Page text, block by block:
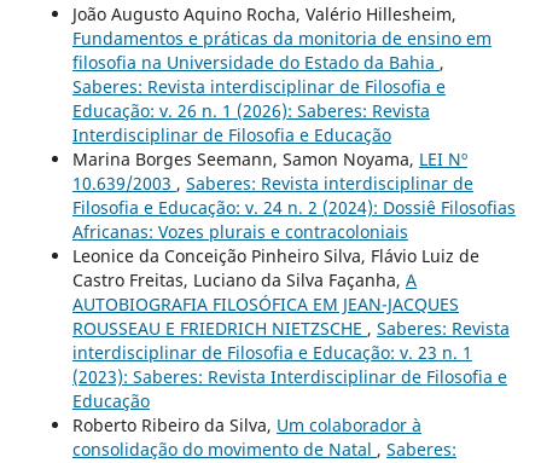
João Augusto Aquino Rocha, Valério Hillesheim,
Fundamentos e práticas da monitoria de ensino em
filosofia na Universidade do Estado da Bahia ,
Saberes: Revista interdisciplinar de Filosofia e
Educação: v. 26 n. 1 (2026): Saberes: Revista
Interdisciplinar de Filosofia e Educação
Marina Borges Seemann, Samon Noyama, LEI Nº
10.639/2003 , Saberes: Revista interdisciplinar de
Filosofia e Educação: v. 24 n. 2 (2024): Dossiê Filosofias
Africanas: Vozes plurais e contracoloniais
Leonice da Conceição Pinheiro Silva, Flávio Luiz de
Castro Freitas, Luciano da Silva Façanha, A
AUTOBIOGRAFIA FILOSÓFICA EM JEAN-JACQUES
ROUSSEAU E FRIEDRICH NIETZSCHE , Saberes: Revista
interdisciplinar de Filosofia e Educação: v. 23 n. 1
(2023): Saberes: Revista Interdisciplinar de Filosofia e
Educação
Roberto Ribeiro da Silva, Um colaborador à
consolidação do movimento de Natal , Saberes: